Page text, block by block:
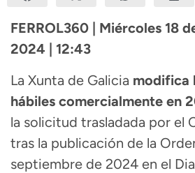
FERROL360 | Miércoles 18
2024 | 12:43
La Xunta de Galicia modifica
hábiles comercialmente en
la solicitud trasladada por el
tras la publicación de la
septiembre de 2024 en el